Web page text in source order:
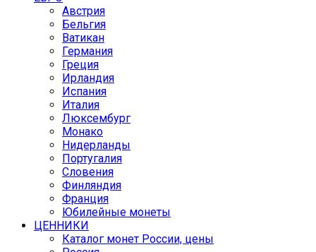
Австрия
Бельгия
Ватикан
Германия
Греция
Ирландия
Испания
Италия
Люксембург
Монако
Нидерланды
Португалия
Словения
Финляндия
Франция
Юбилейные монеты
ЦЕННИКИ
Каталог монет России, цены